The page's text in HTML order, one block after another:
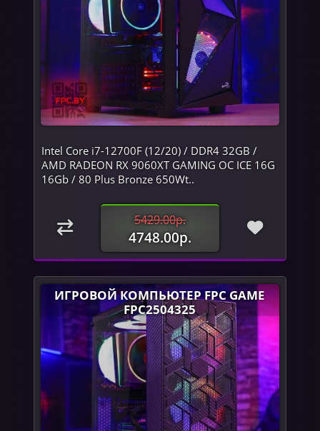
Intel Core i7-12700F (12/20) / DDR4 32GB /
AMD RADEON RX 9060XT GAMING OC ICE 16G
16Gb / 80 Plus Bronze 650Wt..
5429.00р.
4748.00р.
ИГРОВОЙ КОМПЬЮТЕР FPC GAME
FPC2504325